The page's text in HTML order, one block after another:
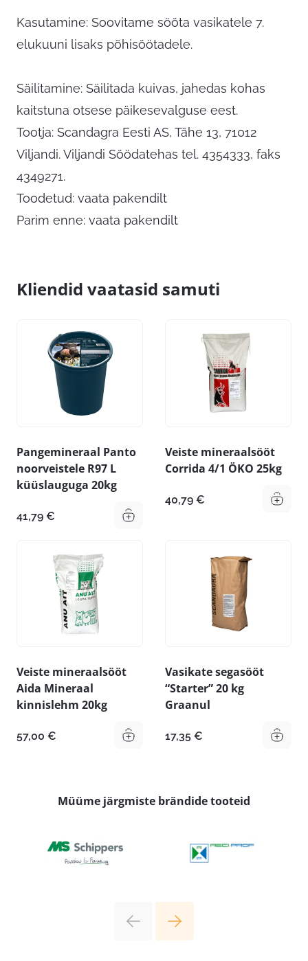
Kasutamine: Soovitame sööta vasikatele 7.
elukuuni lisaks põhisöötadele.
Säilitamine: Säilitada kuivas, jahedas kohas
kaitstuna otsese päikesevalguse eest.
Tootja: Scandagra Eesti AS, Tähe 13, 71012
Viljandi. Viljandi Söödatehas tel. 4354333, faks
4349271.
Toodetud: vaata pakendilt
Parim enne: vaata pakendilt
Kliendid vaatasid samuti
Pangemineraal Panto
noorveistele R97 L
küüslauguga 20kg
41,79 €
Veiste mineraalsööt
Corrida 4/1 ÖKO 25kg
40,79 €
Veiste mineraalsööt
Aida Mineraal
kinnislehm 20kg
57,00 €
Vasikate segasööt
“Starter” 20 kg
Graanul
17,35 €
Müüme järgmiste brändide tooteid